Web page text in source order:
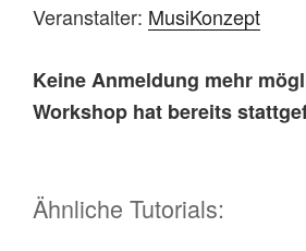
Veranstalter: MusiKonzept
Keine Anmeldung mehr
Workshop hat bereits
Ähnliche Tutorials: